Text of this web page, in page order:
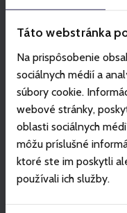
Táto webstránka
Na prispôsobenie
sociálnych médií a
súbory cookie.
webové stránky,
oblasti sociálnych
môžu príslušné
ktoré ste im poskytli
používali ich služby.